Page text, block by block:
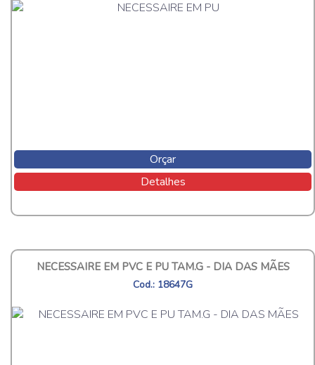
Orçar
Detalhes
NECESSAIRE EM PVC E PU TAM.G - DIA DAS MÃES
Cod.: 18647G